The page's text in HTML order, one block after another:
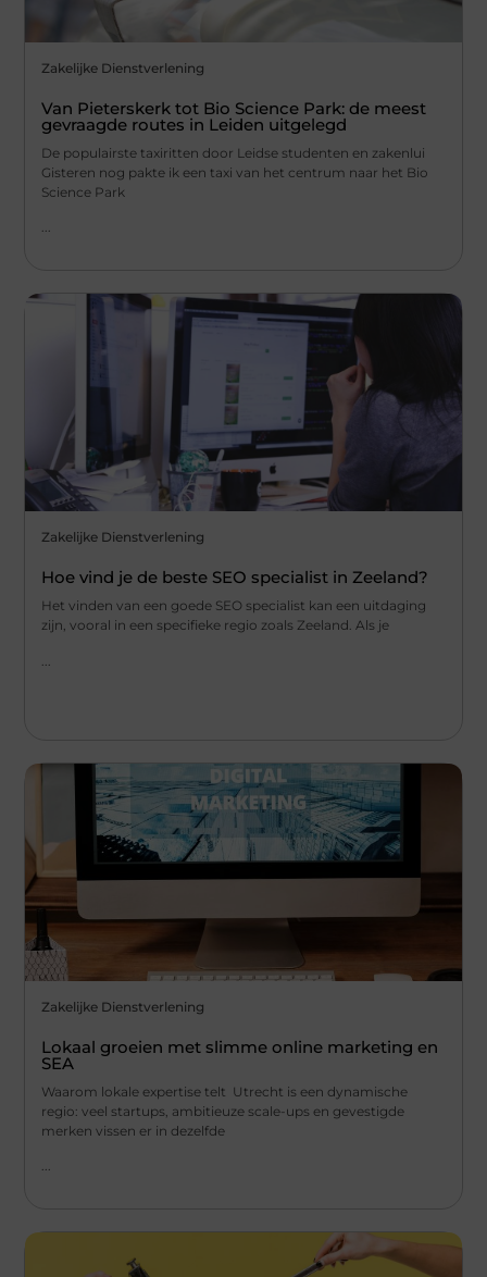
Zakelijke Dienstverlening
Van Pieterskerk tot Bio Science Park: de meest
gevraagde routes in Leiden uitgelegd
De populairste taxiritten door Leidse studenten en zakenlui
Gisteren nog pakte ik een taxi van het centrum naar het Bio
Science Park
...
Zakelijke Dienstverlening
Hoe vind je de beste SEO specialist in Zeeland?
Het vinden van een goede SEO specialist kan een uitdaging
zijn, vooral in een specifieke regio zoals Zeeland. Als je
Zakelijke Dienstverlening
Lokaal groeien met slimme online marketing en
SEA
Waarom lokale expertise telt Utrecht is een dynamische
regio: veel startups, ambitieuze scale-ups en gevestigde
merken vissen er in dezelfde
...